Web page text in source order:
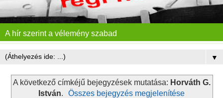
A hír szerint a vélemény szabad
▼
A következő címkéjű bejegyzések mutatása: Horváth G.
István. Összes bejegyzés megjelenítése